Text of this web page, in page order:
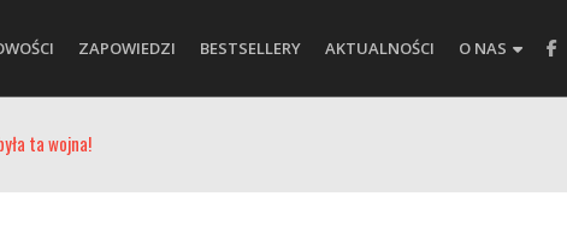
ZAPOWIEDZI BESTSELLERY AKTUALNOŚCI O NAS
ta wojna!